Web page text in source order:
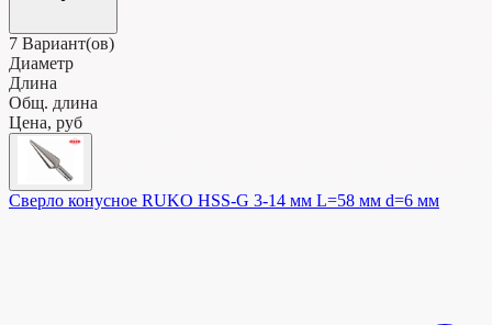
7 Вариант(ов)
Диаметр
Длина
Общ. длина
Цена, руб
Сверло конусное RUKO HSS-G 3-14 мм L=58 мм d=6 мм